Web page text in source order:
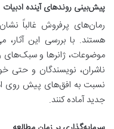
پیش‌بینی روندهای آینده ادبیات
رمان‌های پرفروش غالباً
هستند. با بررسی این آثار،
موضوعات، ژانرها و سبک‌های
ناشران، نویسندگان و حتی
نسبت به افق‌های پیش روی
جدید آماده کنند.